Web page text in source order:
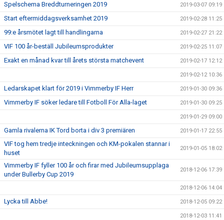
Spelschema Breddturneringen 2019 2019-03-07 09:19
Start eftermiddagsverksamhet 2019 2019-02-28 11:25
99:e årsmötet lagt till handlingarna 2019-02-27 21:22
VIF 100 år-beställ Jubileumsprodukter 2019-02-25 11:07
Exakt en månad kvar till årets största matchevent 2019-02-17 12:12
2019-02-12 10:36
Ledarskapet klart för 2019 i Vimmerby IF Herr 2019-01-30 09:36
Vimmerby IF söker ledare till Fotboll För Alla-laget 2019-01-30 09:25
2019-01-29 09:00
Gamla rivalerna IK Tord borta i div 3 premiären 2019-01-17 22:55
VIF tog hem tredje inteckningen och KM-pokalen stannar i
huset
2019-01-05 18:02
Vimmerby IF fyller 100 år och firar med Jubileumsupplaga
under Bullerby Cup 2019
2018-12-06 17:39
2018-12-06 14:04
Lycka till Abbe! 2018-12-05 09:22
2018-12-03 11:41